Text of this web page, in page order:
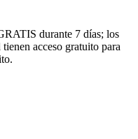
durante 7 días; los
acceso gratuito para